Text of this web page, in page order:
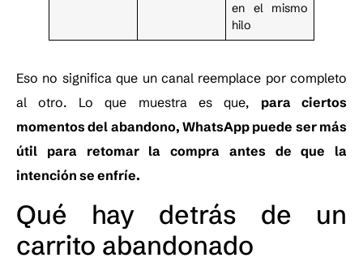
en el mismo
hilo
Eso no significa que un canal reemplace por completo
al otro. Lo que muestra es que, para ciertos
momentos del abandono, WhatsApp puede ser más
útil para retomar la compra antes de que la
intención se enfríe.
Qué hay detrás de un
carrito abandonado